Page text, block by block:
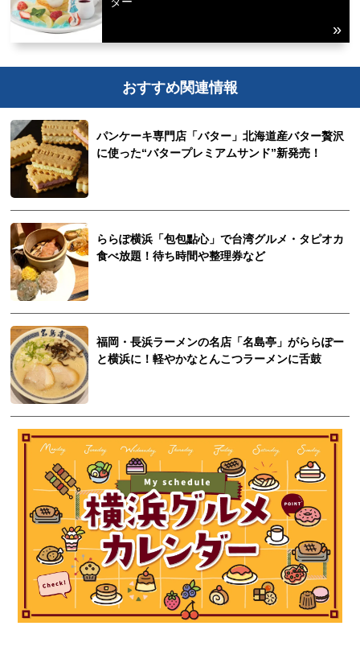
おすすめ関連情報
パンケーキ専門店「バター」北海道産バター贅沢
に使った“バタープレミアムサンド”新発売！
ららぽ横浜「包包點心」で台湾グルメ・タピオカ
食べ放題！待ち時間や整理券など
福岡・長浜ラーメンの名店「名島亭」がららぽー
と横浜に！軽やかなとんこつラーメンに舌鼓